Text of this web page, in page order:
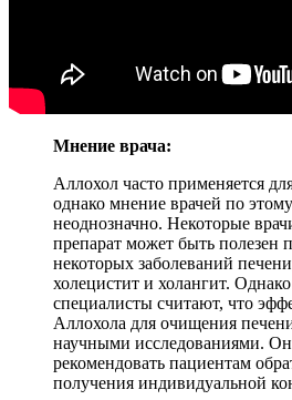
Мнение врача:
Аллохол часто применяется
однако мнение врачей по
неоднозначно. Некоторые
препарат может быть полезен
некоторых заболеваний
холецистит и холангит.
специалисты считают, что
Аллохола для очищения
научными исследованиями.
рекомендовать пациентам
получения индивидуальной